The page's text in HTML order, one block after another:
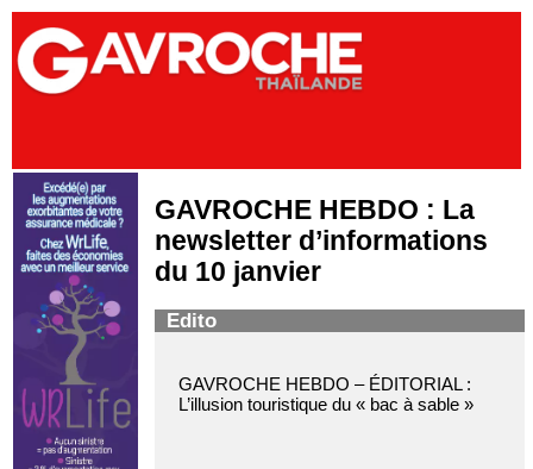
GAVROCHE HEBDO : La
newsletter d’informations
du 10 janvier
Edito
GAVROCHE HEBDO – ÉDITORIAL :
L’illusion touristique du « bac à sable »